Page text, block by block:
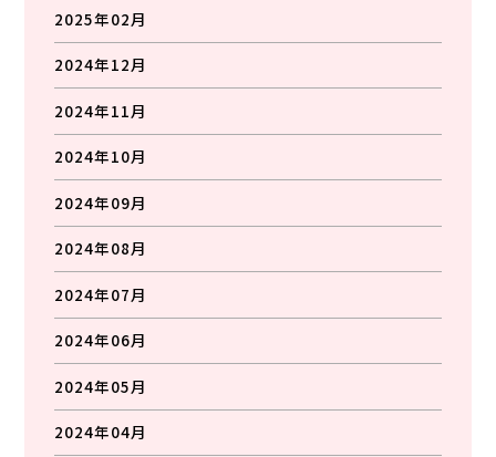
2025年02月
2024年12月
2024年11月
2024年10月
2024年09月
2024年08月
2024年07月
2024年06月
2024年05月
2024年04月